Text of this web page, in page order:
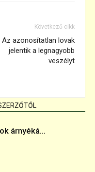
Következő cikk
Az azonosítatlan lovak
jelentik a legnagyobb
veszélyt
árnyéká...